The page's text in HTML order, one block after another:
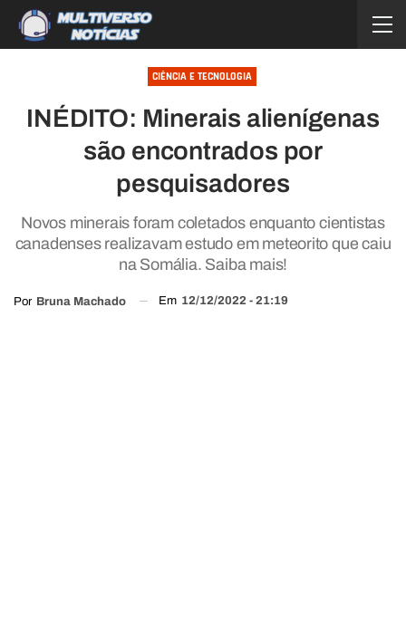
CIÊNCIA E TECNOLOGIA
INÉDITO: Minerais alienígenas
são encontrados por
pesquisadores
Novos minerais foram coletados enquanto cientistas
canadenses realizavam estudo em meteorito que caiu
na Somália. Saiba mais!
Por Bruna Machado Em 12/12/2022 - 21:19